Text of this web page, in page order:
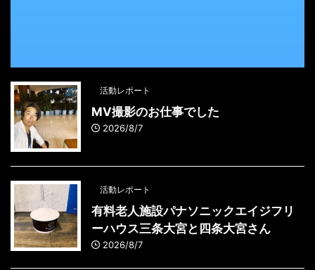
活動レポート
MV撮影のお仕事でした
2026/8/7
活動レポート
有料老人施設パナソニックエイジフリ
ーハウス三条大宮と四条大宮さん
2026/8/7